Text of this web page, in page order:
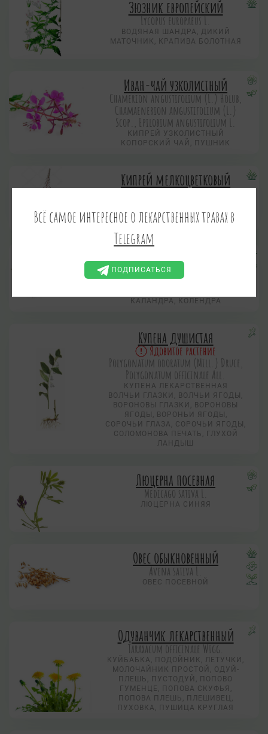
Зюзник европейский
Lycopus europaeus L.
ВОДЯНАЯ ШАНДРА, ДИКИЙ
МАТОЧНИК, КРАПИВА БОЛОТНАЯ
Иван-чай узколистный
Chamerion angustifolium (L.) Holub,
Chamaenerion angustifolium (L.)
Scop., Epilobium angustifolium L.
КИПРЕЙ УЗКОЛИСТНЫЙ
КОПОРСКИЙ ЧАЙ, ПУШНИК
Кипрей мелкоцветковый
Epilobium parviflorum Schreb.
Кориандр посевной
Coriandrum sativum L.
КАЛАНДРА, КОЛЕНДРА
Купена душистая
Ядовитое растение
Polygonatum odoratum (Mill.) Druce,
Polygonatum officinale All.
КУПЕНА ЛЕКАРСТВЕННАЯ
ВОЛЧЬИ ГЛАЗКИ, ВОЛЧЬИ ЯГОДЫ,
ВОРОНОВЫ ГЛАЗКИ, ВОРОНОВЫ
ЯГОДЫ, ВОРОНЬИ ЯГОДЫ,
СОРОЧЬИ ГЛАЗА, СОРОЧЬИ ЯГОДЫ,
СОЛОМОНОВА ПЕЧАТЬ, ГЛУХОЙ
ЛАНДЫШ
Люцерна посевная
Medicago sativa L.
ЛЮЦЕРНА СИНЯЯ
Овес обыкновенный
Avena sativa L.
ОВЕС ПОСЕВНОЙ
Одуванчик лекарственный
Taraxacum officinale Wigg.
КУЙБАБКА, ПОДОЙНИК, ЛЕТУЧКИ,
МОЛОЧАЙНИК ПРОСТОЙ, ОДУЙ-
ПЛЕШЬ, ПУСТОДУЙ, ПОПОВО
ГУМЕНЦЕ, ПОПОВА СКУФЬЯ,
ПОПОВА ПЛЕШЬ, ПЛЕШИВЕЦ,
ПУХОВКА, ПУШИЦА КРУГЛАЯ
Всё самое интересное о лекарственных травах в
Telegram
ПОДПИСАТЬСЯ